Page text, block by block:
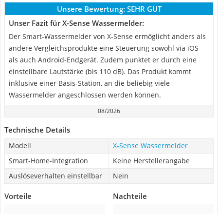
Unsere Bewertung: SEHR GUT
Unser Fazit für ‎X-Sense ‎Wassermelder:
Der Smart-‎Wassermelder von X-Sense ‎ermöglicht anders als
andere Vergleichsprodukte eine Steuerung sowohl via iOS-
als auch Android-Endgerät. Zudem punktet er durch eine
einstellbare Lautstärke (bis 110 dB). Das Produkt kommt
inklusive einer Basis-Station, an die beliebig viele
Wassermelder angeschlossen werden können.
08/2026
Technische Details
Modell
‎X-Sense ‎Wassermelder
Smart-Home-Integration
Keine Herstellerangabe
Auslöseverhalten einstellbar
Nein
Vorteile Nachteile